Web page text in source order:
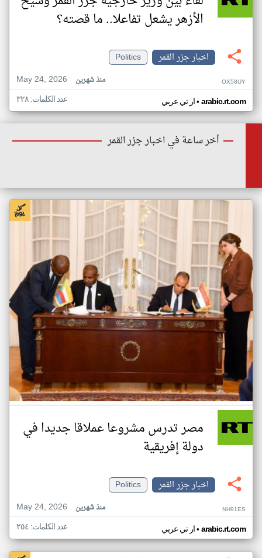
الأزهر يشعل تفاعلا.. ما قصته؟
اخبار جزر القمر
Politics
May 24, 2026
منذ شهرين OX58UY
ار تي عربي• arabic.rt.com عدد الكلمات: ٣٢٨
أخر ساعة في اخبار جزر القمر
مصر تدرس مشروعا عملاقا جديدا في
دولة إفريقية
اخبار جزر القمر
Politics
May 24, 2026
منذ شهرين NH91ES
ار تي عربي• arabic.rt.com عدد الكلمات: ٢٥٤